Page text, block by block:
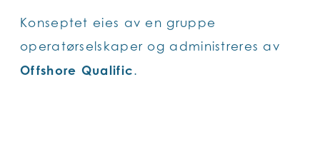
Konseptet eies av en gruppe
operatørselskaper og administreres av
Offshore Qualific.